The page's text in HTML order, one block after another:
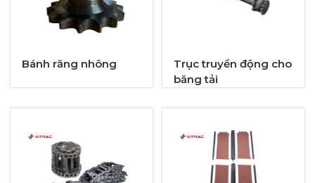
Bánh răng nhông
Trục truyền động cho
băng tải